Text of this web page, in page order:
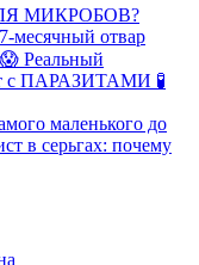
МИКРОБОВ?
7-месячный отвар
Реальный
с ПАРАЗИТАМИ 🧪
маленького до
в серьгах: почему